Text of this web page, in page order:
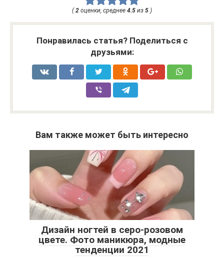
( 2 оценки, среднее 4.5 из 5 )
Понравилась статья? Поделиться с
друзьями:
Вам также может быть интересно
Дизайн ногтей в серо-розовом
цвете. Фото маникюра, модные
тенденции 2021